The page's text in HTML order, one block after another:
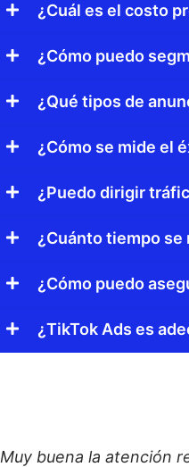
¿Cuál es el costo
¿Cómo puedo
¿Qué tipos de
¿Cómo se mide el
¿Puedo dirigir
¿Cuánto tiempo
¿Cómo puedo
¿TikTok Ads es
Muy buena la atención